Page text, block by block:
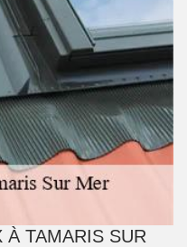
À TAMARIS SUR